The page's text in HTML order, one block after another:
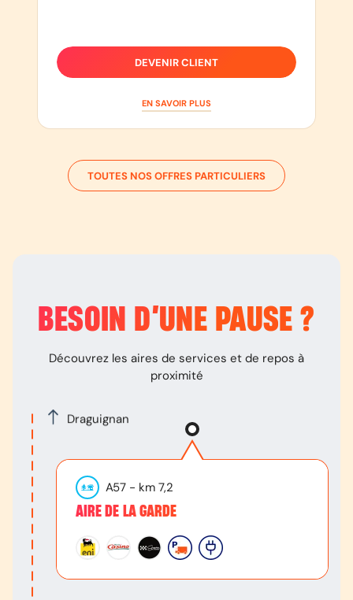
DEVENIR CLIENT
EN SAVOIR PLUS
TOUTES NOS OFFRES PARTICULIERS
BESOIN D’UNE PAUSE ?
Découvrez les aires de services et de repos à
proximité
Draguignan
A57 - km 7,2
AIRE DE LA GARDE